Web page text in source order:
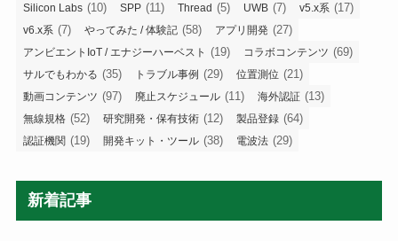
Silicon Labs (10) SPP (11) Thread (5) UWB (7) v5.x系 (17)
v6.x系 (7) やってみた / 体験記 (58) アプリ開発 (27)
アンビエントIoT / エナジーハーベスト (19) コラボコンテンツ (69)
サルでもわかる (35) トラブル事例 (29) 位置測位 (21)
動画コンテンツ (97) 廃止スケジュール (11) 海外認証 (13)
無線規格 (52) 研究開発・保有技術 (12) 製品登録 (64)
認証機関 (19) 開発キット・ツール (38) 電波法 (29)
新着記事